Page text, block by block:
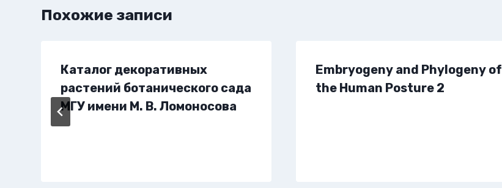
Похожие записи
Каталог декоративных
растений ботанического сада
МГУ имени М. В. Ломоносова
Embryogeny and Phylogeny of
the Human Posture 2